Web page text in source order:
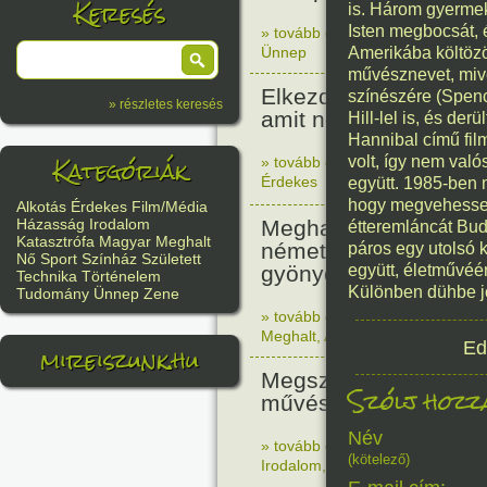
Keresés
» részletes keresés
Kategóriák
Alkotás Érdekes Film/Média
Házasság Irodalom
Katasztrófa Magyar Meghalt
Nő Sport Színház Született
Technika Történelem
Tudomány Ünnep Zene
mireiszunk.hu
» tovább olvasom|Nincs
Ünnep
Elkezdődött a pisai
amit nem terveztek
» tovább olvasom |Nincs
Érdekes
Meghalt Hieronymus
németalföldi
gyönyörök kertje
» tovább olvasom|Nincs
Meghalt Alkotás
Megszületett Dukai
művésznevén
» tovább olvasom
Irodalom
Magyar,Nő
is. Három
Isten
Amerikába
művésznevet,
színészére
Hill-lel is, és
Hannibal című
volt, így nem
együtt. 1985-ben
hogy
étteremláncát
páros egy utolsó
együtt,
Különben dühbe
Szólj
Név
(kötelező)